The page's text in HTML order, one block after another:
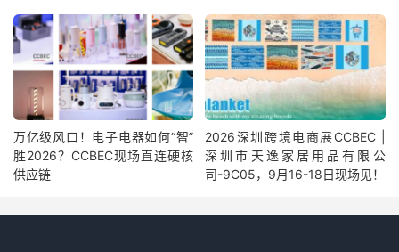
万亿级风口！电子电器如何“智”
胜2026？CCBEC现场直连硬核
供应链
2026深圳跨境电商展CCBEC |
深圳市天逸家居用品有限公
司-9C05，9月16-18日现场见！